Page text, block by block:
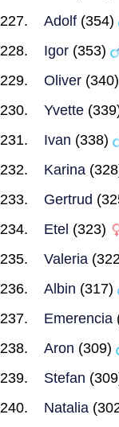
Adolf (354)
Igor (353)
Oliver (340)
Yvette
Ivan (338)
Karina
Gertrud
Etel (323)
Valeria
Albin (317)
Emerencia
Aron (309)
Stefan
Natalia